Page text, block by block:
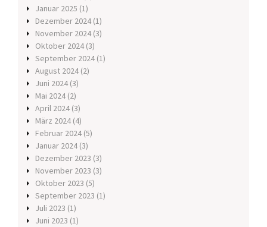
Januar 2025 (1)
Dezember 2024 (1)
November 2024 (3)
Oktober 2024 (3)
September 2024 (1)
August 2024 (2)
Juni 2024 (3)
Mai 2024 (2)
April 2024 (3)
März 2024 (4)
Februar 2024 (5)
Januar 2024 (3)
Dezember 2023 (3)
November 2023 (3)
Oktober 2023 (5)
September 2023 (1)
Juli 2023 (1)
Juni 2023 (1)